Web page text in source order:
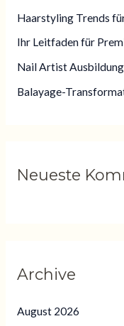
a
c
h
:
Haarstyling Trends
Ihr Leitfaden für
Nail Artist
Balayage-
Neueste
Archive
August 2026